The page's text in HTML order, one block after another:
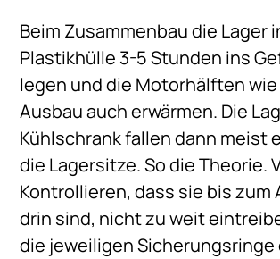
Beim Zusammenbau die Lager
Plastikhülle 3-5 Stunden ins
legen und die Motorhälften
Ausbau auch erwärmen. Die
Kühlschrank fallen dann meist
die Lagersitze. So die Theorie.
Kontrollieren, dass sie bis zum
drin sind, nicht zu weit
die jeweiligen Sicherungsringe